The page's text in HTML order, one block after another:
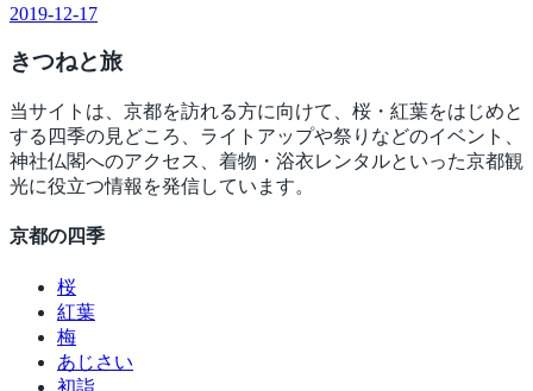
2019-12-17
きつねと旅
当サイトは、京都を訪れる方に向けて、桜・紅葉をはじめと
する四季の見どころ、ライトアップや祭りなどのイベント、
神社仏閣へのアクセス、着物・浴衣レンタルといった京都観
光に役立つ情報を発信しています。
京都の四季
桜
紅葉
梅
あじさい
初詣